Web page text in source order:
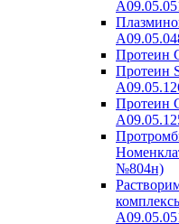
Протеин
Протеин
Протеин
№804н)